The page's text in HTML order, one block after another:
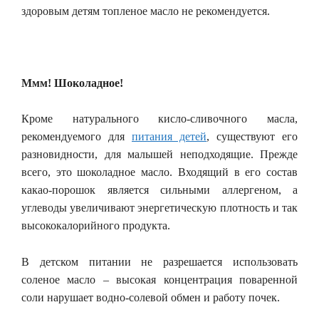
здоровым детям топленое масло не рекомендуется.
Ммм! Шоколадное!
Кроме натурального кисло-сливочного масла,
рекомендуемого для питания детей, существуют его
разновидности, для малышей неподходящие. Прежде
всего, это шоколадное масло. Входящий в его состав
какао-порошок является сильными аллергеном, а
углеводы увеличивают энергетическую плотность и так
высококалорийного продукта.
В детском питании не разрешается использовать
соленое масло – высокая концентрация поваренной
соли нарушает водно-солевой обмен и работу почек.